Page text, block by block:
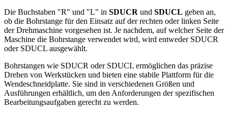
Die Buchstaben "R" und "L" in SDUCR und SDUCL geben an,
ob die Bohrstange für den Einsatz auf der rechten oder linken Seite
der Drehmaschine vorgesehen ist. Je nachdem, auf welcher Seite der
Maschine die Bohrstange verwendet wird, wird entweder SDUCR
oder SDUCL ausgewählt.
Bohrstangen wie SDUCR oder SDUCL ermöglichen das präzise
Drehen von Werkstücken und bieten eine stabile Plattform für die
Wendeschneidplatte. Sie sind in verschiedenen Größen und
Ausführungen erhältlich, um den Anforderungen der spezifischen
Bearbeitungsaufgaben gerecht zu werden.